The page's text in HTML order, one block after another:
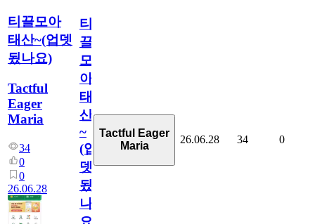
티끌모아
태산~(업뎃
됬나요)
Tactful
Eager
Maria
34
0
0
26.06.28
티
끌
모
아
태
산
~
(업
뎃
됬
나
Tactful Eager
Maria
26.06.28 34 0